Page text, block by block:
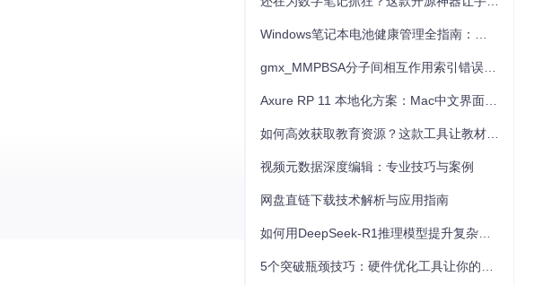
视频元数据深度编辑：专业技巧与案例
网盘直链下载技术解析与应用指南